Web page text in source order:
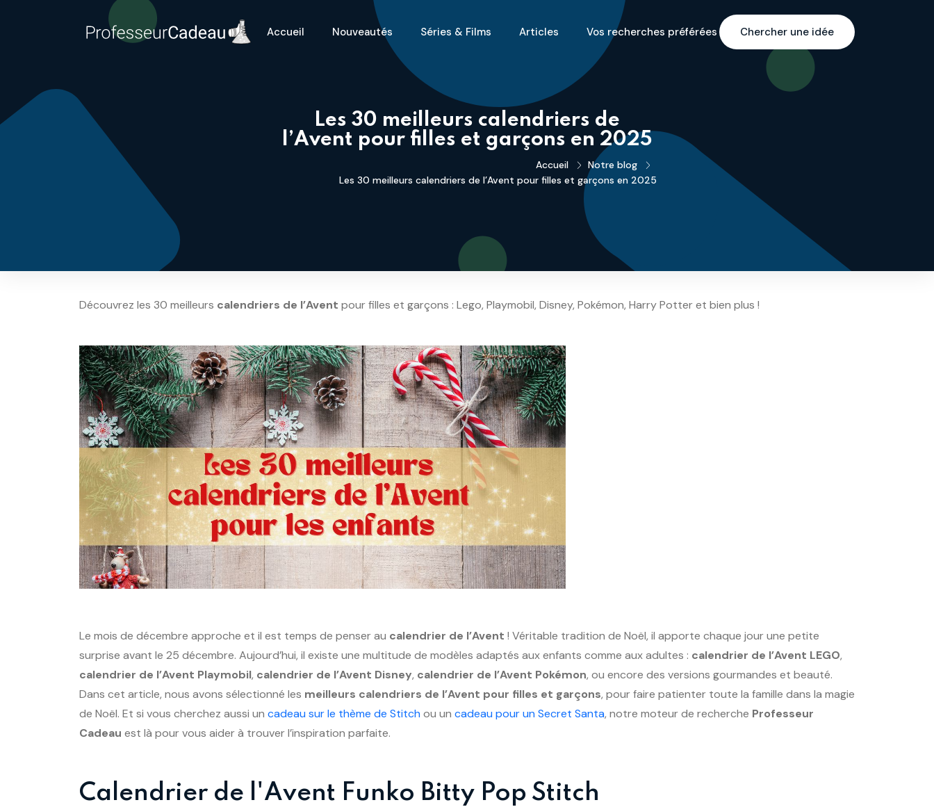
Accueil Nouveautés Séries & Films Articles Vos recherches préférées Chercher une idée
Les 30 meilleurs calendriers de
l’Avent pour filles et garçons en 2025
Accueil
Notre blog
Les 30 meilleurs calendriers de l’Avent pour filles et garçons en 2025
Découvrez les 30 meilleurs calendriers de l’Avent pour filles et garçons : Lego, Playmobil, Disney, Pokémon, Harry Potter et bien plus !
Le mois de décembre approche et il est temps de penser au calendrier de l’Avent ! Véritable tradition de Noël, il apporte chaque jour une petite
surprise avant le 25 décembre. Aujourd’hui, il existe une multitude de modèles adaptés aux enfants comme aux adultes : calendrier de l’Avent LEGO,
calendrier de l’Avent Playmobil, calendrier de l’Avent Disney, calendrier de l’Avent Pokémon, ou encore des versions gourmandes et beauté.
Dans cet article, nous avons sélectionné les meilleurs calendriers de l’Avent pour filles et garçons, pour faire patienter toute la famille dans la magie
de Noël. Et si vous cherchez aussi un cadeau sur le thème de Stitch ou un cadeau pour un Secret Santa, notre moteur de recherche Professeur
Cadeau est là pour vous aider à trouver l’inspiration parfaite.
Calendrier de l'Avent Funko Bitty Pop Stitch